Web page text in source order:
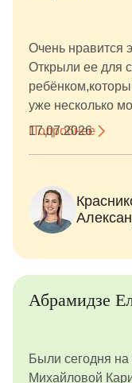
Очень нравится
Открыли ее для
уже несколько
потеряны. Нам
Наталью
полный порядок
часа молочные
чудеса)! И по
обратились к
Егоровой Ольге
занялась
под будущие
мы дождались
появляются и
Подробнее
17.07.2026
Абрамидзе
Были сегодня
Михайловой